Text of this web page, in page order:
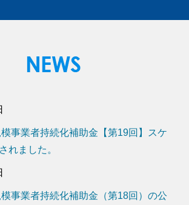
模事業者持続化補助金【第19回】スケ
れました。
模事業者持続化補助金（第18回）の公